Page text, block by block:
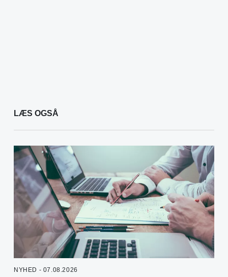
LÆS OGSÅ
NYHED - 07.08.2026